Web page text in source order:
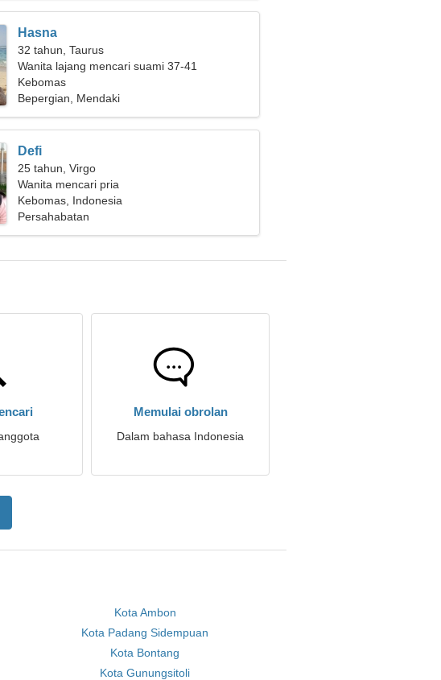
Hasna
32 tahun, Taurus
Wanita lajang mencari suami 37-41
Kebomas
Bepergian, Mendaki
Defi
25 tahun, Virgo
Wanita mencari pria
Kebomas, Indonesia
Persahabatan
Memulai obrolan
Dalam bahasa Indonesia
Kota Ambon
Kota Padang Sidempuan
Kota Bontang
Kota Gunungsitoli